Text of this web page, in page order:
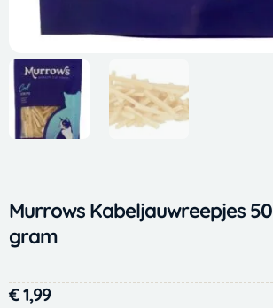
Murrows Kabeljauwreepjes 50
gram
€1,99